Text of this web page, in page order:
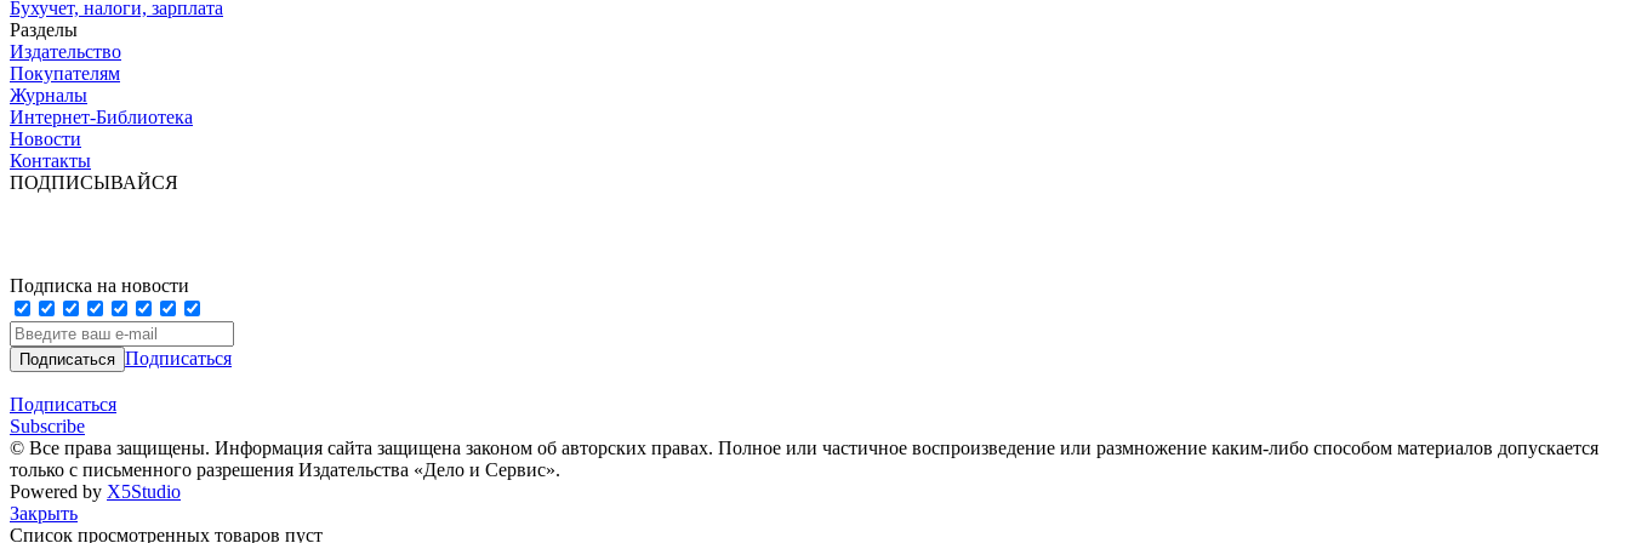
Бухучет, налоги, зарплата
Разделы
Издательство
Покупателям
Журналы
Интернет-Библиотека
Новости
Контакты
ПОДПИСЫВАЙСЯ
Подписка на новости
Подписаться
Подписаться
Subscribe
© Все права защищены. Информация сайта защищена законом об авторских правах. Полное или частичное воспроизведение или размножение каким-либо способом материалов допускается
только с письменного разрешения Издательства «Дело и Сервис».
Powered by X5Studio
Закрыть
Список просмотренных товаров пуст